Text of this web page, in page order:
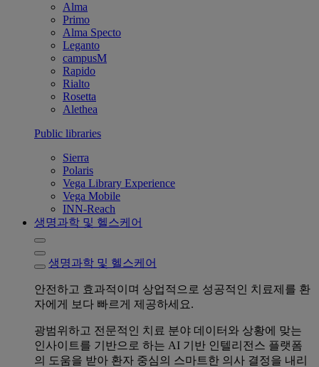
Alma
Primo
Alma Specto
Leganto
campusM
Rapido
Rialto
Rosetta
Alethea
Public libraries
Sierra
Polaris
Vega Library Experience
Vega Mobile
INN-Reach
생명과학 및 헬스케어
생명과학 및 헬스케어
안전하고 효과적이며 상업적으로 성공적인 치료제를 환
자에게 보다 빠르게 제공하세요.
광범위하고 전문적인 치료 분야 데이터와 상황에 맞는
인사이트를 기반으로 하는 AI 기반 인텔리전스 플랫폼
의 도움을 받아 환자 중심의 스마트한 의사 결정을 내리